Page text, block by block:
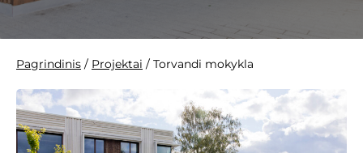
Pagrindinis / Projektai / Torvandi mokykla